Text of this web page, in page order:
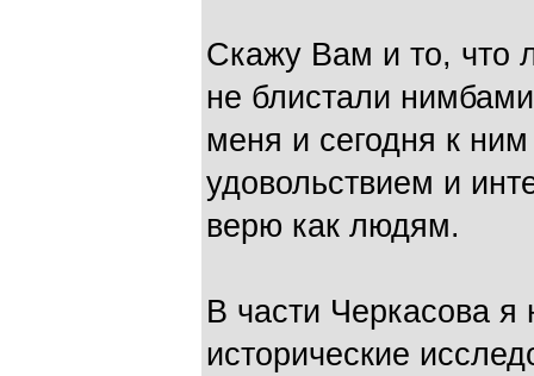
Скажу Вам и то, что
не блистали
меня и сегодня к
удовольствием и
верю как людям.
В части Черкасова я
исторические